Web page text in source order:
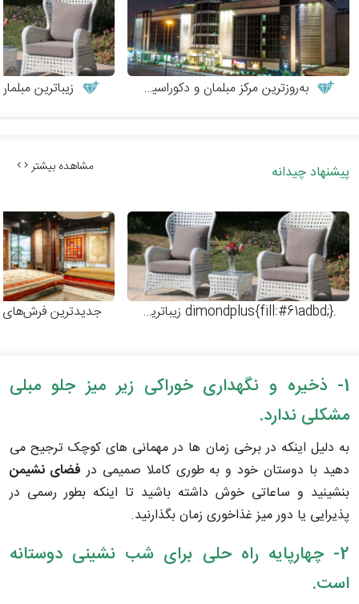
به‌روزترین مرکز مبلمان و دکوراسیون زیباترین
پیشنهاد چیدانه مشاهده بیشتر
.dimondplus{fill:#61adbd;} زیباترین مبلمان فضای باز جدیدترین
1- ذخیره و نگهداری خوراکی زیر میز جلو مبلی
مشکلی ندارد.
به دلیل اینکه در برخی زمان ها در مهمانی های کوچک ترجیح می
دهید با دوستان خود و به طوری کاملا صمیمی در فضای نشیمن
بنشینید و ساعاتی خوش داشته باشید تا اینکه بطور رسمی در
پذیرایی یا دور میز غذاخوری زمان بگذارنید.
2- چهارپایه راه حلی برای شب نشینی دوستانه
است.